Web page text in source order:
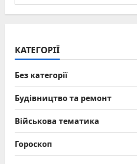
КАТЕГОРІЇ
Без категорії
Будівництво та ремонт
Військова тематика
Гороскоп